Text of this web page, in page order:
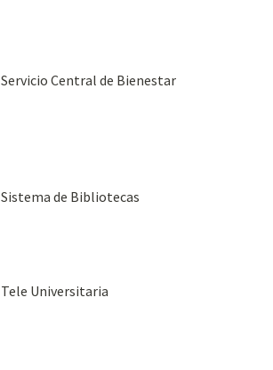
Servicio Central de Bienestar
Sistema de Bibliotecas
Tele Universitaria